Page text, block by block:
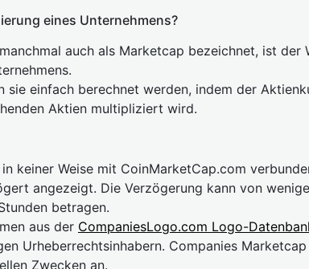
eines Unternehmens?
auch als Marketcap bezeichnet, ist der
sie einfach berechnet werden, indem der
Aktien multipliziert wird.
keiner Weise mit CoinMarketCap.com
angezeigt. Die Verzögerung kann von
betragen.
aus der CompaniesLogo.com Logo-
Urheberrechtsinhabern. Companies Marketcap
Zwecken an.